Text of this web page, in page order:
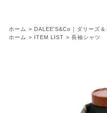
ホーム > DALEE'S&Co｜ダリーズ＆
ホーム > ITEM LIST > 長袖シャツ